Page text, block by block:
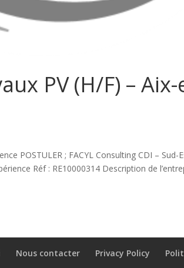
PV (H/F) – Aix-
POSTULER ; FACYL Consulting CDI – Sud-
Réf : RE10000314 Description de
Nous contacter Privacy Policy